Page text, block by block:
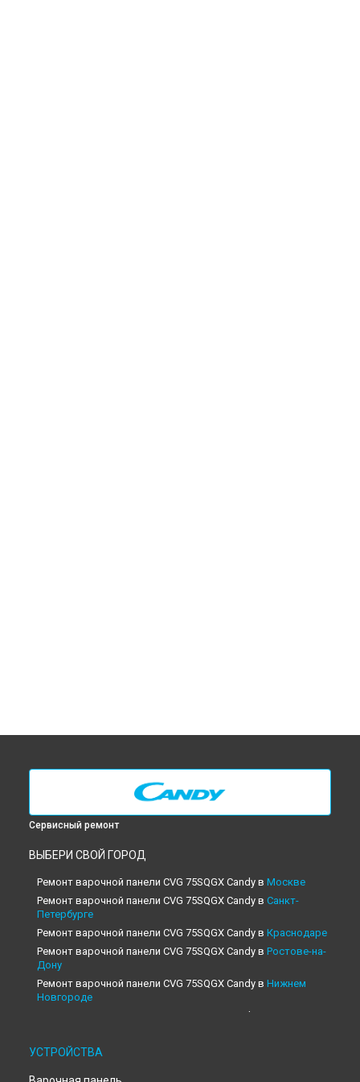
Сервисный ремонт
ВЫБЕРИ СВОЙ ГОРОД
Ремонт варочной панели CVG 75SQGX Candy в Москве
Ремонт варочной панели CVG 75SQGX Candy в Санкт-
Петербурге
Ремонт варочной панели CVG 75SQGX Candy в Краснодаре
Ремонт варочной панели CVG 75SQGX Candy в Ростове-на-
Дону
Ремонт варочной панели CVG 75SQGX Candy в Нижнем
Новгороде
Ремонт варочной панели CVG 75SQGX Candy в
Ремонт варочной панели CVG 75SQGX Candy в
УСТРОЙСТВА